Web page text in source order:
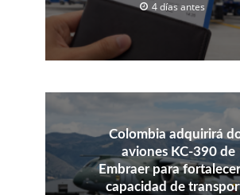
4 días antes
Colombia adquirirá
aviones KC-390 de
Embraer para
capacidad de